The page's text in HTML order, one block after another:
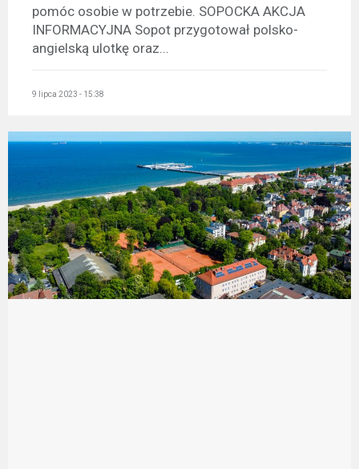
pomóc osobie w potrzebie. SOPOCKA AKCJA
INFORMACYJNA Sopot przygotował polsko-
angielską ulotkę oraz...
9 lipca 2023 - 15:38